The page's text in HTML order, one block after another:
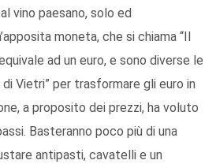
vino paesano, solo ed
moneta, che si chiama “Il
ad un euro, e sono diverse le
Vietri” per trasformare gli euro in
a proposito dei prezzi, ha voluto
Basteranno poco più di una
antipasti, cavatelli e un